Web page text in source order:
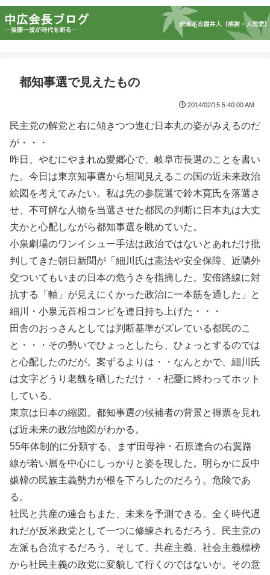
都知事選で見えたもの
2014/02/15 5:40:00 AM
民主党の解党と右に傾きつつ進む日本丸の姿がみえるのだ
が・・・
昨日、やむにやまれぬ愛郷心で、岐阜市長選のことを書い
た。今日は東京知事選から垣間見えるこの国の近未来政治
絵図を考えてみたい。私は先の参院選で鈴木寛氏を落選さ
せ、不可解な人物を当選させた都民の判断に日本丸は大丈
夫かと心配しながら都知事選を眺めていた。
小泉劇場のワンイシュー手法は政治ではないとあれだけ批
判してきた朝日新聞が「細川氏は憲法や安全保障、近隣外
交ついてもいまの日本の危うさを指摘した。安倍路線に対
抗する「軸」が見えにくかった政治に一本筋を通した」と
細川・小泉元首相コンビを連日持ち上げた・・・
田舎のおっさんとしては判断基準がズレている都民のこ
と・・・その勢いでひょっとしたら、ひょっとするのでは
と心配したのだが。案ずるよりは・・なんとかで、細川氏
は文字どうり老醜を晒しただけ・・杞憂に終わってホット
している。
東京は日本の縮図。都知事選の候補者の背景と得票を見れ
ば近未来の政治地図がわかる。
55年体制的に分類する。まず田母神・石原連合の右翼路
線が若い層を中心にしっかりと姿を現した。明らかに反中
嫌韓の民族主義勢力が根を下ろしたのだろう。危険であ
る。
社民と共産の連合もまた、未来を予測できる。全く時代遅
れだが反米政党として一つに修練されるだろう。民主党の
左派も合流するだろう。そして、共産主義、社会主義標榜
から社民主義の政党に変貌して行くのではないか。その意